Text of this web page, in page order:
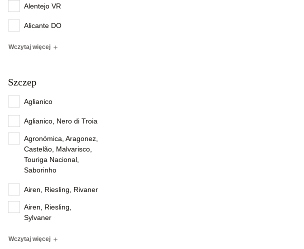
Alentejo VR
Alicante DO
Wczytaj więcej
Szczep
Aglianico
Aglianico, Nero di Troia
Agronómica, Aragonez,
Castelão, Malvarisco,
Touriga Nacional,
Saborinho
Airen, Riesling, Rivaner
Airen, Riesling,
Sylvaner
Wczytaj więcej